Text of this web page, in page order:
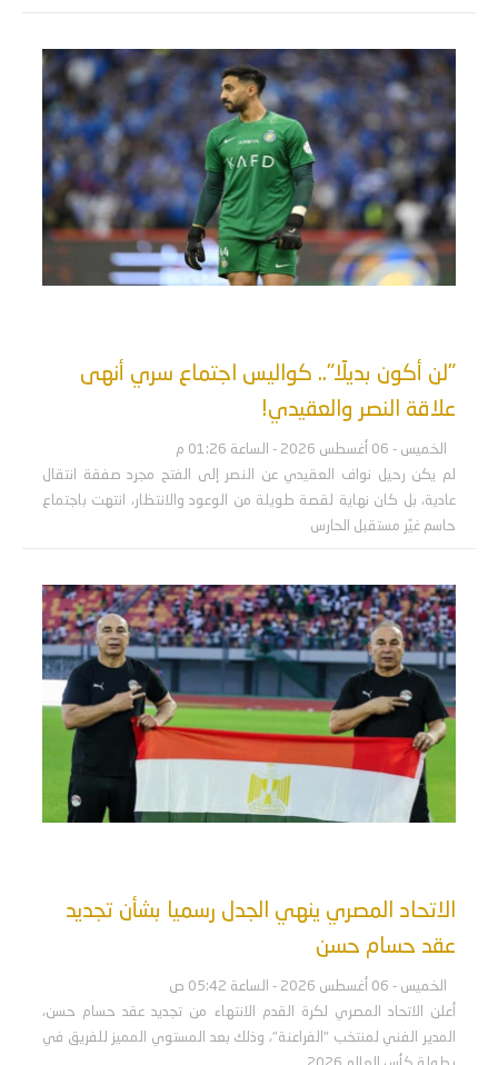
"لن أكون بديلًا".. كواليس اجتماع سري أنهى
علاقة النصر والعقيدي!
الخميس - 06 أغسطس 2026 - الساعة 01:26 م
لم يكن رحيل نواف العقيدي عن النصر إلى الفتح مجرد صفقة انتقال
عادية، بل كان نهاية لقصة طويلة من الوعود والانتظار، انتهت باجتماع
حاسم غيّر مستقبل الحارس
الاتحاد المصري ينهي الجدل رسميا بشأن تجديد
عقد حسام حسن
الخميس - 06 أغسطس 2026 - الساعة 05:42 ص
أعلن الاتحاد المصري لكرة القدم الانتهاء من تجديد عقد حسام حسن،
المدير الفني لمنتخب "الفراعنة"، وذلك بعد المستوي المميز للفريق في